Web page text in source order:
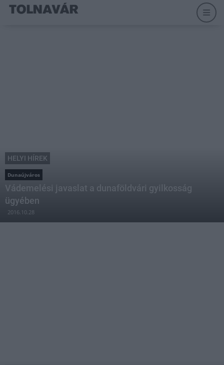
HELYI HÍREK
Dunaújváros
Vádemelési javaslat a dunaföldvári gyilkosság
ügyében
2016.10.28